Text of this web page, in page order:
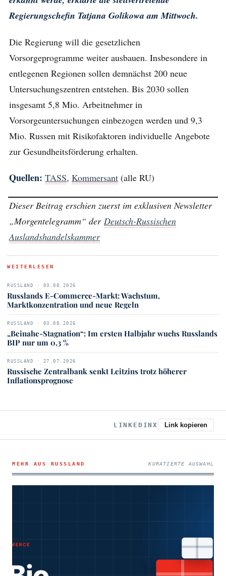
Regierungschefin Tatjana Golikowa am Mittwoch.
Die Regierung will die gesetzlichen
Vorsorgeprogramme weiter ausbauen. Insbesondere in
entlegenen Regionen sollen demnächst 200 neue
Untersuchungszentren entstehen. Bis 2030 sollen
insgesamt 5,8 Mio. Arbeitnehmer in
Vorsorgeuntersuchungen einbezogen werden und 9,3
Mio. Russen mit Risikofaktoren individuelle Angebote
zur Gesundheitsförderung erhalten.
Quellen: TASS, Kommersant (alle RU)
Dieser Beitrag erschien zuerst im exklusiven Newsletter
„Morgentelegramm“ der Deutsch-Russischen
Auslandshandelskammer
WEITERLESEN
RUSSLAND · 03.08.2026
Russlands E-Commerce-Markt: Wachstum,
Marktkonzentration und neue Regeln
RUSSLAND · 03.08.2026
„Beinahe-Stagnation“: Im ersten Halbjahr wuchs Russlands
BIP nur um 0,3 %
RUSSLAND · 27.07.2026
Russische Zentralbank senkt Leitzins trotz höherer
Inflationsprognose
LINKEDINX Link kopieren
MEHR AUS RUSSLAND KURATIERTE AUSWAHL